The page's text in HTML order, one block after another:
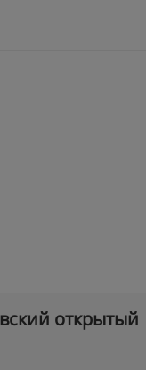
открытый